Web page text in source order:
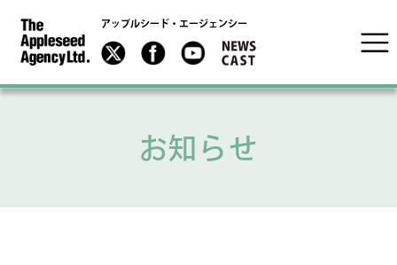
アップルシード・エージェンシー
お知らせ